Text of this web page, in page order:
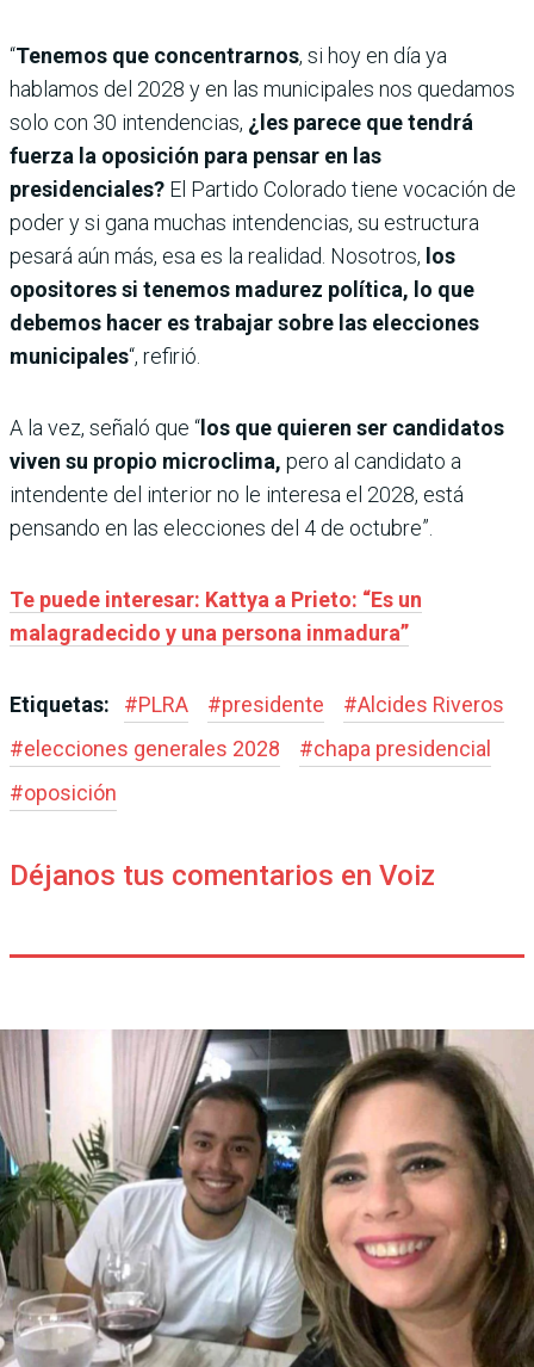
“Tenemos que concentrarnos, si hoy en día ya
hablamos del 2028 y en las municipales nos quedamos
solo con 30 intendencias, ¿les parece que tendrá
fuerza la oposición para pensar en las
presidenciales? El Partido Colorado tiene vocación de
poder y si gana muchas intendencias, su estructura
pesará aún más, esa es la realidad. Nosotros, los
opositores si tenemos madurez política, lo que
debemos hacer es trabajar sobre las elecciones
municipales“, refirió.
A la vez, señaló que “ los que quieren ser candidatos
viven su propio microclima, pero al candidato a
intendente del interior no le interesa el 2028, está
pensando en las elecciones del 4 de octubre”.
Te puede interesar: Kattya a Prieto: “Es un
malagradecido y una persona inmadura”
Etiquetas: #PLRA #presidente #Alcides Riveros
#elecciones generales 2028 #chapa presidencial
#oposición
Déjanos tus comentarios en Voiz